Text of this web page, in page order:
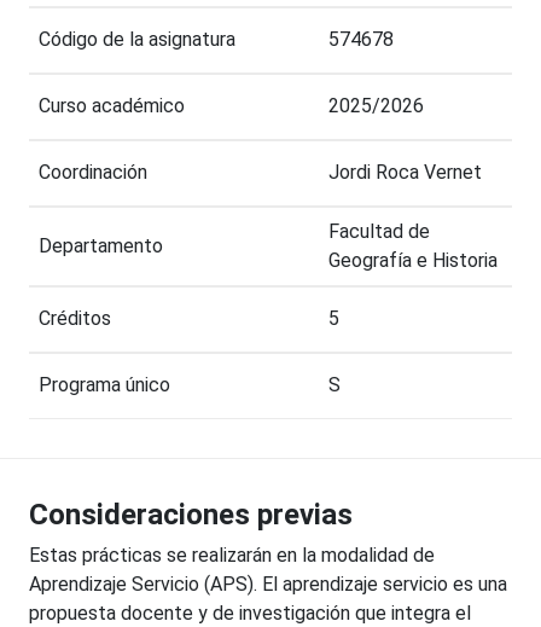
Código de la asignatura 574678
Curso académico 2025/2026
Coordinación Jordi Roca Vernet
Departamento
Facultad de
Geografía e Historia
Créditos 5
Programa único S
Consideraciones previas
Estas prácticas se realizarán en la modalidad de
Aprendizaje Servicio (APS). El aprendizaje servicio es una
propuesta docente y de investigación que integra el